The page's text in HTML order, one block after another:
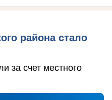
района стало
за счет местного